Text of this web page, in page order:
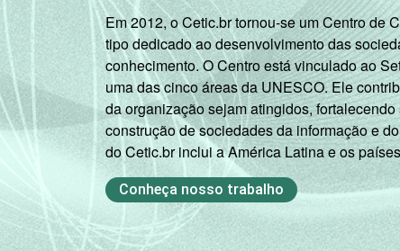
Em 2012, o Cetic.br tornou-se um Centro de
tipo dedicado ao desenvolvimento das
conhecimento. O Centro está vinculado ao
uma das cinco áreas da UNESCO. Ele
da organização sejam atingidos,
construção de sociedades da informação e
do Cetic.br inclui a América Latina e os
Conheça nosso trabalho